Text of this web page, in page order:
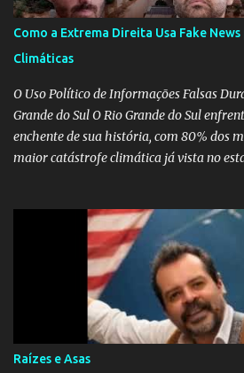
Como a Extrema Direita Usa Fake
Climáticas
O Uso Político de Informações Falsas
Grande do Sul O Rio Grande do Sul
enchente de sua história, com 80% dos
maior catástrofe climática já vista no
voluntários e das forças
nas operações de salvamento. O receio é
a de retenção de doações e o transporte
apreensão na população já fragilizada
Tamanha é a seriedade do problema que
precisou criar uma força-tarefa para
desinformações, chegando ao ponto de
Raízes e Asas